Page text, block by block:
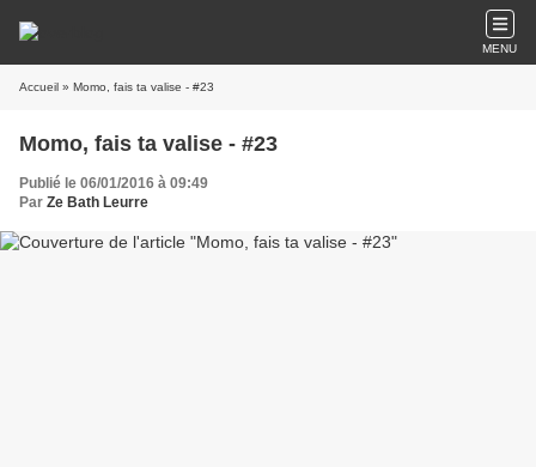
MENU
Accueil » Momo, fais ta valise - #23
Momo, fais ta valise - #23
Publié le 06/01/2016 à 09:49
Par Ze Bath Leurre